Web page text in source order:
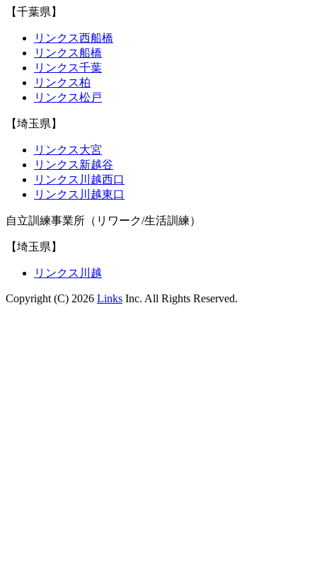
【千葉県】
リンクス西船橋
リンクス船橋
リンクス千葉
リンクス柏
リンクス松戸
【埼玉県】
リンクス大宮
リンクス新越谷
リンクス川越西口
リンクス川越東口
自立訓練事業所（リワーク/生活訓練）
【埼玉県】
リンクス川越
Copyright (C) 2026 Links Inc. All Rights Reserved.